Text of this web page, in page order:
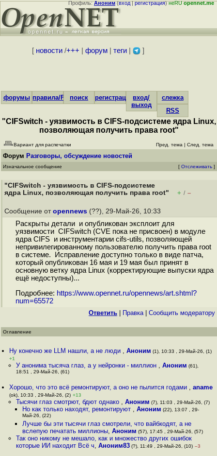
Профиль:Аноним(вход|регистрация)неRUopennet.me
[ новости/+++ форум| теги| ]
форумы правила/FAQпоиск регистрациявход/
выход
слежка
RSS
"CIFSwitch - уязвимость в CIFS-подсистеме ядра Linux,
позволяющая получить права root"
Вариант для распечатки Пред. тема | След. тема
Форум Разговоры, обсуждение новостей
Изначальное сообщение [ Отслеживать ]
"CIFSwitch - уязвимость в CIFS-подсистеме
ядра Linux, позволяющая получить права root"
+ / –
Сообщение от opennews (??), 29-Май-26, 10:33
Раскрыты детали и опубликован эксплоит для
уязвимости CIFSwitch (CVE пока не присвоен) в модуле
ядра CIFS и инструментарии cifs-utils, позволяющей
непривилегированному пользователю получить права root
в системе. Исправление доступно только в виде патча,
который опубликован 16 мая и 19 мая был принят в
основную ветку ядра Linux (корректирующие выпуски ядра
ещё недоступны)...
Подробнее: https://www.opennet.ru/opennews/art.shtml?
num=65572
Ответить Правка| Cообщить модератору
Оглавление
Ну конечно же LLM нашли, а не люди ,Аноним (1), 10:33 , 29-Май-26, (1)
+1
У анонима тысяча глаз, а у нейронки - миллион , Аноним (61),
18:51 , 29-Май-26, (61)
Хорошо, что это всё ремонтируют, а оно не пылится годами ,aname
(ok), 10:33 , 29-Май-26, (2) +13
Тысячи глаз смотрют, бдют однако , Аноним (7), 11:03 , 29-Май-26, (7)
Но как только находят, ремонтируют , Аноним (22), 13:07 , 29-
Май-26, (22)
Лучше бы эти тысячи глаз смотрели, что вайбкодят, а не
вслепую печатать миллионы, Аноним (57), 17:45 , 29-Май-26, (57)
Так оно никому не мешало, как и множество других ошибок
которые ИИ находит Всё ч, Аноним83(?), 11:49 , 29-Май-26, (10) –3